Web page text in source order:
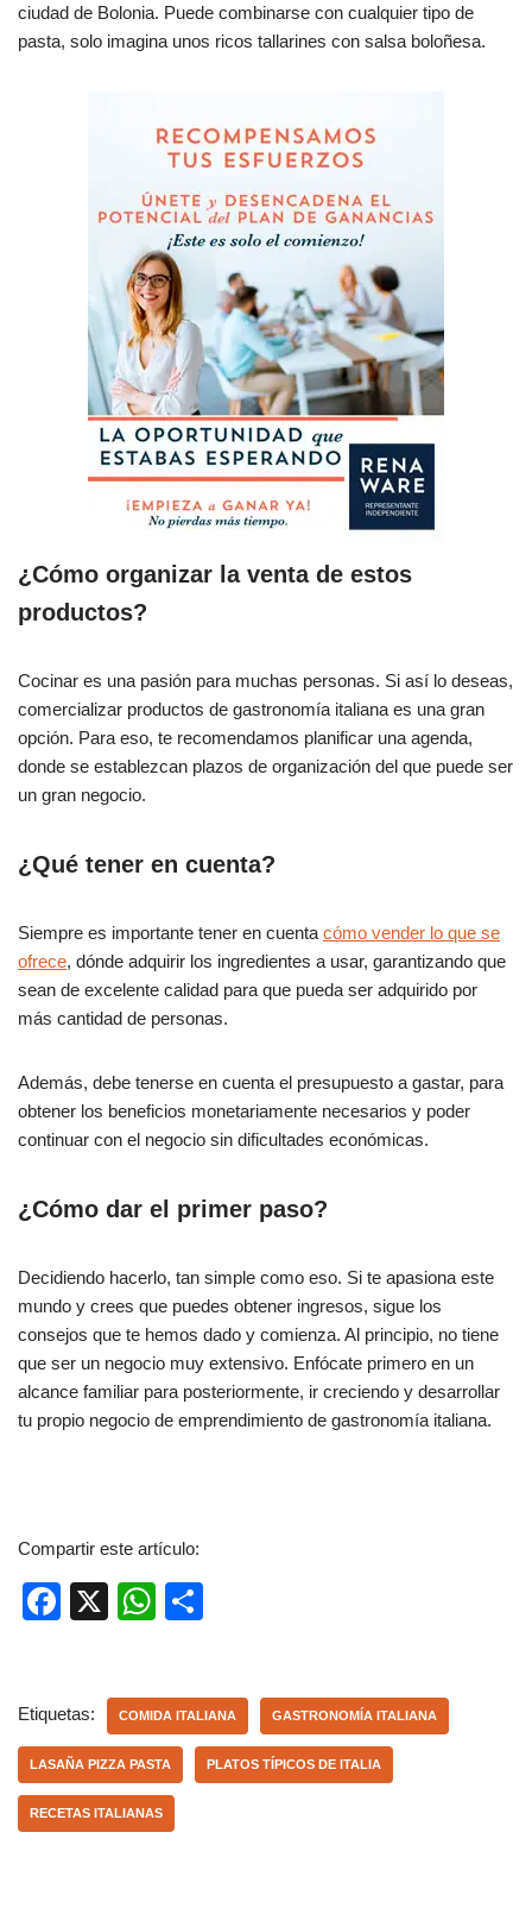
ciudad de Bolonia. Puede combinarse con cualquier tipo de
pasta, solo imagina unos ricos tallarines con salsa boloñesa.
¿Cómo organizar la venta de estos
productos?
Cocinar es una pasión para muchas personas. Si así lo deseas,
comercializar productos de gastronomía italiana es una gran
opción. Para eso, te recomendamos planificar una agenda,
donde se establezcan plazos de organización del que puede ser
un gran negocio.
¿Qué tener en cuenta?
Siempre es importante tener en cuenta cómo vender lo que se
ofrece, dónde adquirir los ingredientes a usar, garantizando que
sean de excelente calidad para que pueda ser adquirido por
más cantidad de personas.
Además, debe tenerse en cuenta el presupuesto a gastar, para
obtener los beneficios monetariamente necesarios y poder
continuar con el negocio sin dificultades económicas.
¿Cómo dar el primer paso?
Decidiendo hacerlo, tan simple como eso. Si te apasiona este
mundo y crees que puedes obtener ingresos, sigue los
consejos que te hemos dado y comienza. Al principio, no tiene
que ser un negocio muy extensivo. Enfócate primero en un
alcance familiar para posteriormente, ir creciendo y desarrollar
tu propio negocio de emprendimiento de gastronomía italiana.
Compartir este artículo:
F
e
b
o
o
X
W
s
A
p
p
p
ar
tir
Etiquetas: COMIDA ITALIANA GASTRONOMÍA ITALIANA
LASAÑA PIZZA PASTA PLATOS TÍPICOS DE ITALIA
RECETAS ITALIANAS